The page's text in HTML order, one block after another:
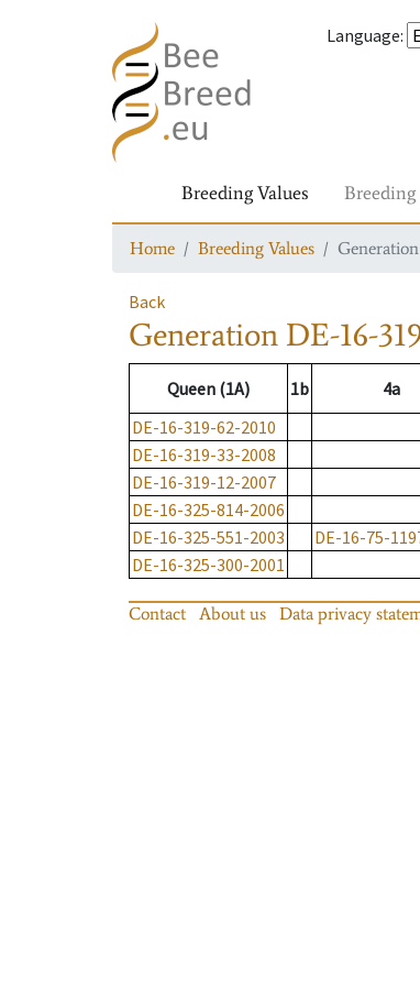
Language:
Breeding Values
Home Breeding Values Generation
Back
Generation DE-16-
Queen (1A) 1b 4a
DE-16-319-62-2010
DE-16-319-33-2008
DE-16-319-12-2007
DE-16-325-814-2006
DE-16-325-551-2003
DE-16-75-
DE-16-325-300-2001
Contact About us Data privacy